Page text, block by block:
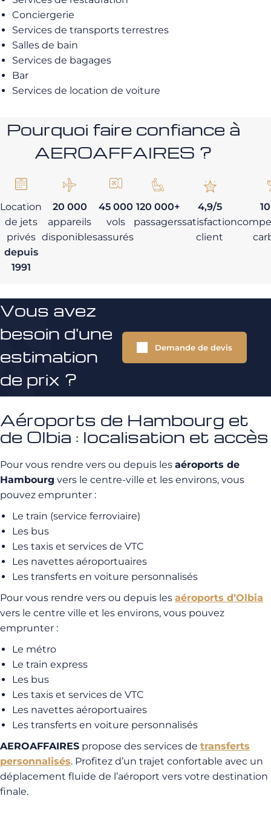
Conciergerie
Services de transports terrestres
Salles de bain
Services de bagages
Bar
Services de location de voiture
Pourquoi faire confiance à
AEROAFFAIRES ?
Location
de jets
privés
depuis
1991
20 000
appareils
disponibles
45 000
vols
assurés
120 000+
passagers
4,9/5
satisfaction
client
Vous avez
besoin d'une
estimation
de prix ?
Demande de devis
Aéroports de Hambourg et
de Olbia : localisation et accès
Pour vous rendre vers ou depuis les aéroports de
Hambourg vers le centre-ville et les environs, vous
pouvez emprunter :
Le train (service ferroviaire)
Les bus
Les taxis et services de VTC
Les navettes aéroportuaires
Les transferts en voiture personnalisés
Pour vous rendre vers ou depuis les aéroports d’Olbia
vers le centre ville et les environs, vous pouvez
emprunter :
Le métro
Le train express
Les bus
Les taxis et services de VTC
Les navettes aéroportuaires
Les transferts en voiture personnalisés
AEROAFFAIRES propose des services de transferts
personnalisés. Profitez d’un trajet confortable avec un
déplacement fluide de l’aéroport vers votre destination
finale.